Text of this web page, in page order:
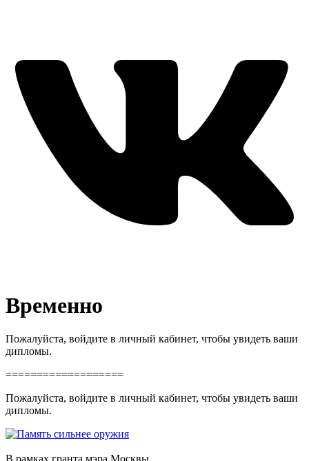
Временно
Пожалуйста, войдите в личный кабинет, чтобы увидеть ваши
дипломы.
===================
Пожалуйста, войдите в личный кабинет, чтобы увидеть ваши
дипломы.